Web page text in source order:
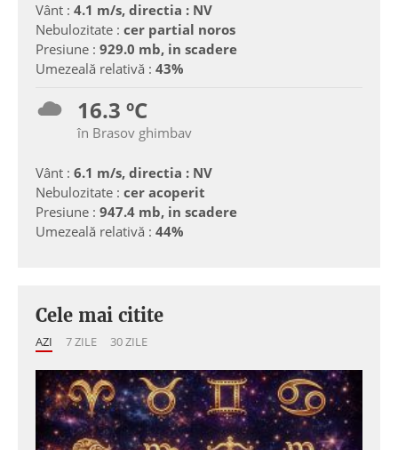
Vânt : 4.1 m/s, directia : NV
Nebulozitate : cer partial noros
Presiune : 929.0 mb, in scadere
Umezeală relativă : 43%
16.3 ºC
în Brasov ghimbav
Vânt : 6.1 m/s, directia : NV
Nebulozitate : cer acoperit
Presiune : 947.4 mb, in scadere
Umezeală relativă : 44%
Cele mai citite
AZI 7 ZILE 30 ZILE